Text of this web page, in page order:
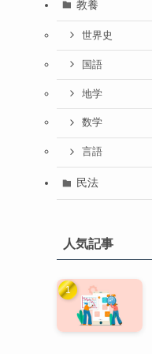
教養
世界史
国語
地学
数学
言語
民法
人気記事